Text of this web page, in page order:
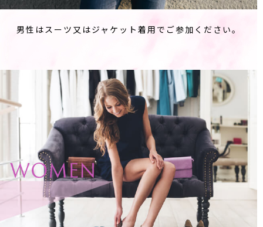
男性はスーツ又はジャケット着用でご参加ください。